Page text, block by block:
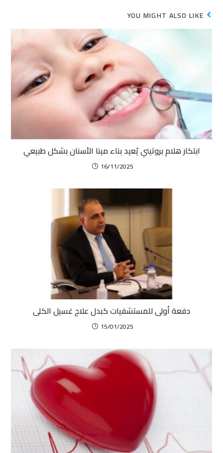
YOU MIGHT ALSO LIKE
ابتكار هلام بروتيني يُعيد بناء مينا الأسنان بشكل طبيعي
16/11/2025
دفعة أولى للمستشفيات كبدل علاج غسيل الكلى
15/01/2025